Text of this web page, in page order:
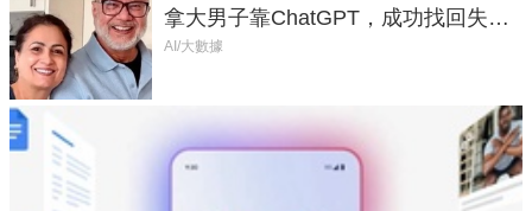
拿大男子靠ChatGPT，成功找回失散
50年家人
AI/大數據